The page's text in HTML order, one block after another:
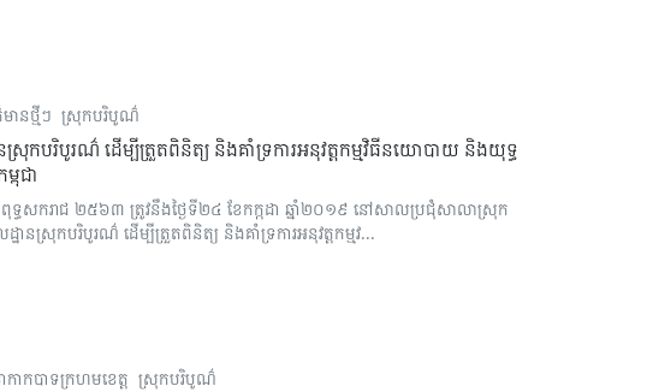
ានថ្មីៗ ស្រុកបរិបូណ៌
ស្រុកបរិបូរណ៌ ដើម្បីត្រួតពិនិត្យ និងគាំទ្រការអនុវត្តកម្មវិធីនយោបាយ និងយុទ្ធ
ជា
ពុទ្ធសករាជ ២៥៦៣ ត្រូវនឹងថ្ងៃទី២៤ ខែកក្កដា ឆ្នាំ២០១៩ នៅសាលប្រជុំសាលាស្រុក
ានស្រុកបរិបូរណ៌ ដើម្បីត្រួតពិនិត្យ និងគាំទ្រការអនុវត្តកម្មវ...
កាកបាទក្រហមខេត្ត ស្រុកបរិបូណ៌